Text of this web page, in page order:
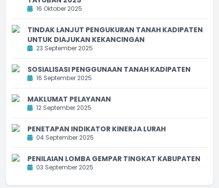
16 Oktober 2025
TINDAK LANJUT PENGUKURAN TANAH KADIPATEN
UNTUK DIAJUKAN KEKANCINGAN
23 September 2025
SOSIALISASI PENGGUNAAN TANAH KADIPATEN
16 September 2025
MAKLUMAT PELAYANAN
12 September 2025
PENETAPAN INDIKATOR KINERJA LURAH
04 September 2025
PENILAIAN LOMBA GEMPAR TINGKAT KABUPATEN
03 September 2025